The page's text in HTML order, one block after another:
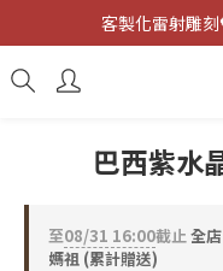
客製化雷射雕刻
客製化雷射雕刻
避邪防小人
巴西紫水
至08/31 16:00截止全
媽祖 (累計贈送)